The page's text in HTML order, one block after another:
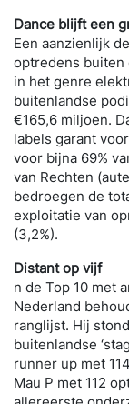
Dance blijft een
Een aanzienlijk
optredens buiten
in het genre
buitenlandse
€165,6 miljoen.
labels garant
voor bijna 69%
van Rechten
bedroegen de
exploitatie van
(3,2%).
Distant op vijf
n de Top 10 met
Nederland
ranglijst. Hij
buitenlandse
runner up met
Mau P met 112